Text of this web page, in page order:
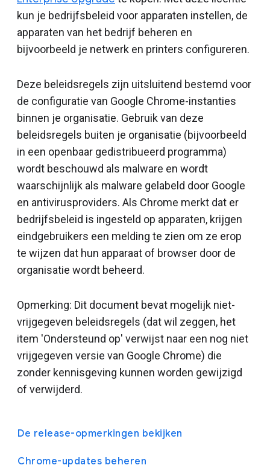
kun je bedrijfsbeleid voor apparaten instellen, de
apparaten van het bedrijf beheren en
bijvoorbeeld je netwerk en printers configureren.
Deze beleidsregels zijn uitsluitend bestemd voor
de configuratie van Google Chrome-instanties
binnen je organisatie. Gebruik van deze
beleidsregels buiten je organisatie (bijvoorbeeld
in een openbaar gedistribueerd programma)
wordt beschouwd als malware en wordt
waarschijnlijk als malware gelabeld door Google
en antivirusproviders. Als Chrome merkt dat er
bedrijfsbeleid is ingesteld op apparaten, krijgen
eindgebruikers een melding te zien om ze erop
te wijzen dat hun apparaat of browser door de
organisatie wordt beheerd.
Opmerking: Dit document bevat mogelijk niet-
vrijgegeven beleidsregels (dat wil zeggen, het
item 'Ondersteund op' verwijst naar een nog niet
vrijgegeven versie van Google Chrome) die
zonder kennisgeving kunnen worden gewijzigd
of verwijderd.
De release-opmerkingen bekijken
Chrome-updates beheren